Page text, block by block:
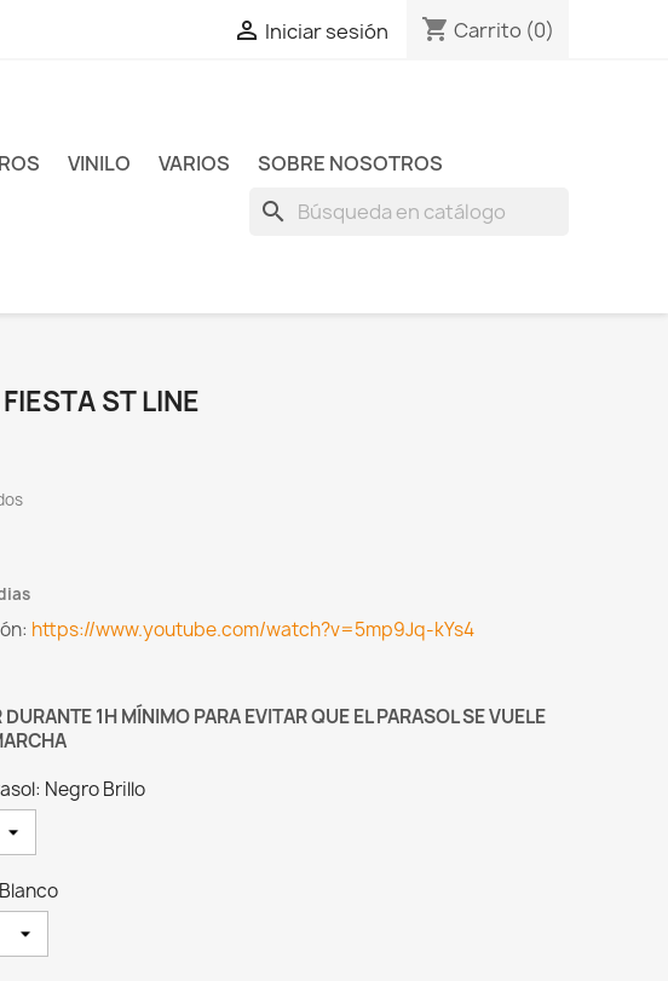
 Iniciar sesión shopping_cart Carrito (0)
VINILO VARIOS SOBRE NOSOTROS
search
ST LINE
https://www.youtube.com/watch?v=5mp9Jq-kYs4
DURANTE 1H MÍNIMO PARA EVITAR QUE EL PARASOL SE VUELE
Negro Brillo